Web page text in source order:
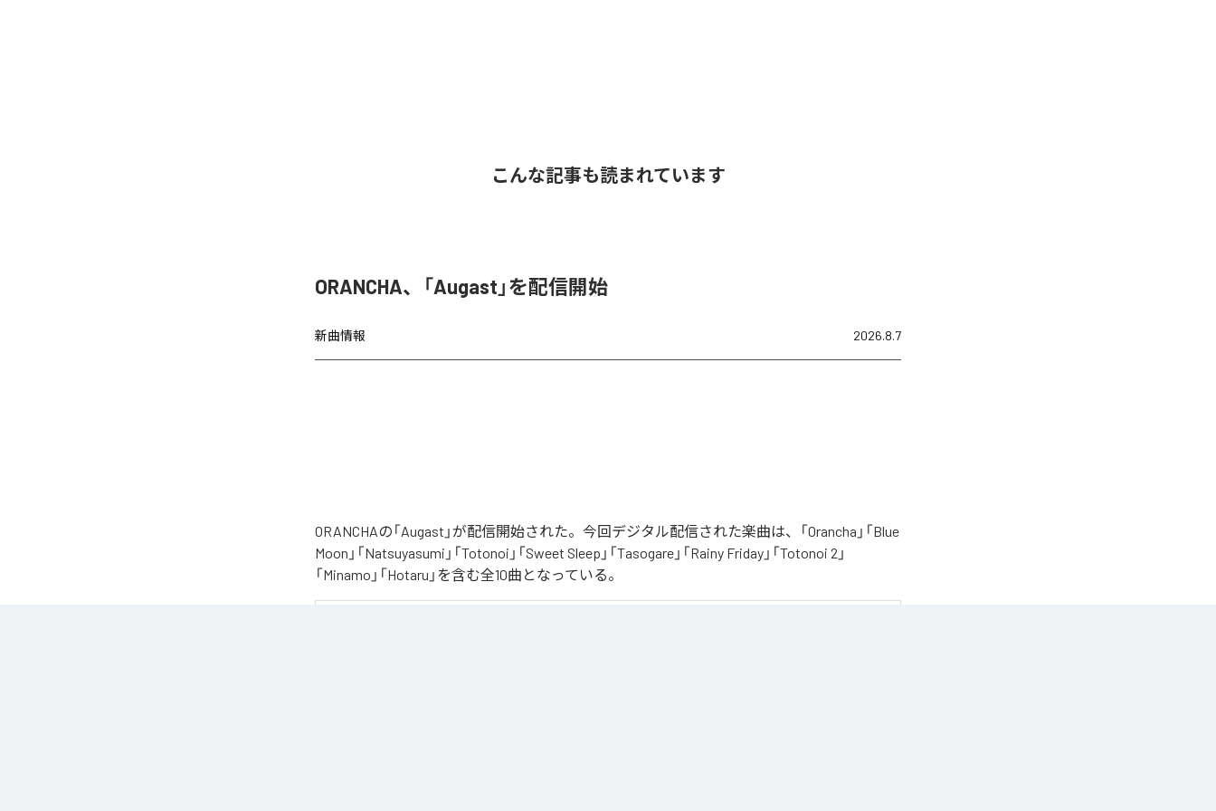
こんな記事も読まれています
ORANCHA、「Augast」を配信開始
新曲情報 2026.8.7
ORANCHAの「Augast」が配信開始された。今回デジタル配信された楽曲は、「Orancha」「Blue
Moon」「Natsuyasumi」「Totonoi」「Sweet Sleep」「Tasogare」「Rainy Friday」「Totonoi 2」
「Minamo」「Hotaru」を含む全10曲となっている。